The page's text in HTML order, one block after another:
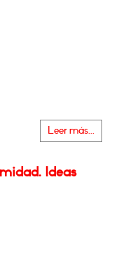
Leer más...
Ideas